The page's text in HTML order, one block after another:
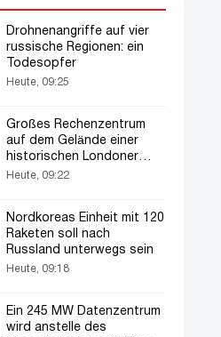
Drohnenangriffe auf vier
russische Regionen: ein
Todesopfer
Heute, 09:25
Großes Rechenzentrum
auf dem Gelände einer
historischen Londoner
Brauerei geplant
Heute, 09:22
Nordkoreas Einheit mit 120
Raketen soll nach
Russland unterwegs sein
Heute, 09:18
Ein 245 MW Datenzentrum
wird anstelle des